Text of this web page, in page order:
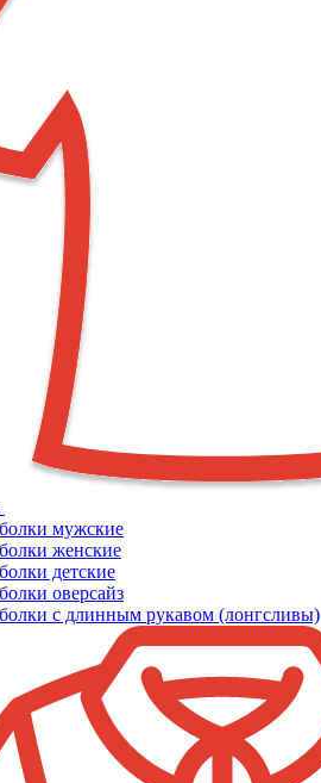
мужские
женские
детские
оверсайз
с длинным рукавом (лонгсливы)